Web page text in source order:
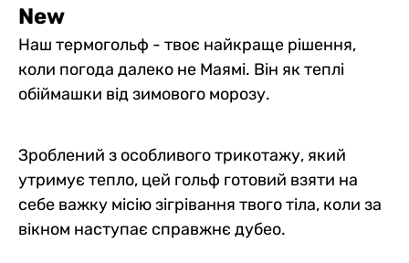
New
Наш термогольф - твоє найкраще рішення,
коли погода далеко не Маямі. Він як теплі
обіймашки від зимового морозу.
Зроблений з особливого трикотажу, який
утримує тепло, цей гольф готовий взяти на
себе важку місію зігрівання твого тіла, коли за
вікном наступає справжнє дубео.